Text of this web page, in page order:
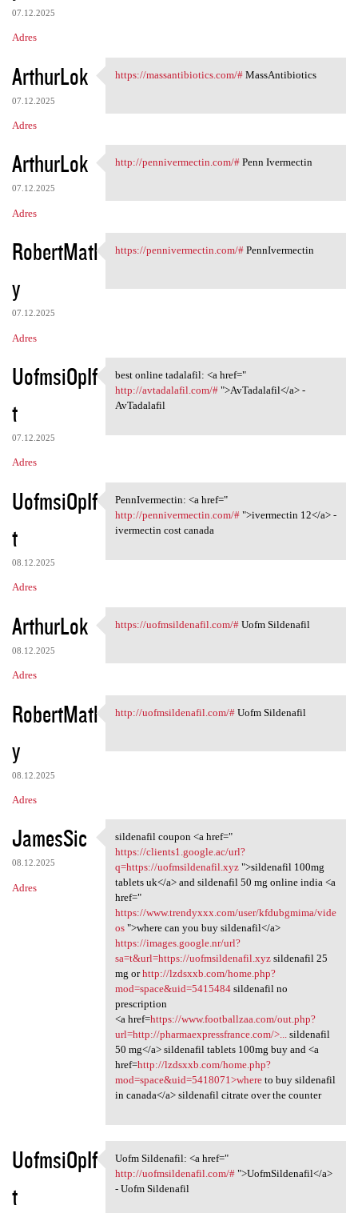
07.12.2025
Adres
ArthurLok
07.12.2025
Adres
https://massantibiotics.com/#
https://massantibiotics.com/#MassAntibiotics
ArthurLok
07.12.2025
Adres
http://pennivermectin.com/#
http://pennivermectin.com/#Penn Ivermectin
RobertMatl
y
07.12.2025
Adres
https://pennivermectin.com/#
https://pennivermectin.com/#PennIvermectin
UofmsiOpIf
t
07.12.2025
Adres
best online tadalafil: <a
best online tadalafil: <a href="
http://avtadalafil.com/#">AvTadalafil</a> -
AvTadalafil
UofmsiOpIf
t
08.12.2025
Adres
PennIvermectin: <a href="
PennIvermectin: <a href="
http://pennivermectin.com/#">ivermectin 12</a> -
ivermectin cost canada
ArthurLok
08.12.2025
Adres
https://uofmsildenafil.com/#
https://uofmsildenafil.com/#Uofm Sildenafil
RobertMatl
y
08.12.2025
Adres
http://uofmsildenafil.com/#
http://uofmsildenafil.com/#Uofm Sildenafil
JamesSic
08.12.2025
Adres
sildenafil coupon <a href="
sildenafil coupon <a href="
https://clients1.google.ac/url?
q=https://uofmsildenafil.xyz">sildenafil 100mg
tablets uk</a> and sildenafil 50 mg online india <a
href="
https://www.trendyxxx.com/user/kfdubgmima/vide
os">where can you buy sildenafil</a>
https://images.google.nr/url?
sa=t&url=https://uofmsildenafil.xyzsildenafil 25
mg orhttp://lzdsxxb.com/home.php?
mod=space&uid=5415484sildenafil no
prescription
<a href=https://www.footballzaa.com/out.php?
url=http://pharmaexpressfrance.com/>...sildenafil
50 mg</a> sildenafil tablets 100mg buy and <a
href=http://lzdsxxb.com/home.php?
mod=space&uid=5418071>whereto buy sildenafil
in canada</a> sildenafil citrate over the counter
UofmsiOpIf
t
Uofm Sildenafil: <a href="
Uofm Sildenafil: <a href="
http://uofmsildenafil.com/#">UofmSildenafil</a>
- Uofm Sildenafil